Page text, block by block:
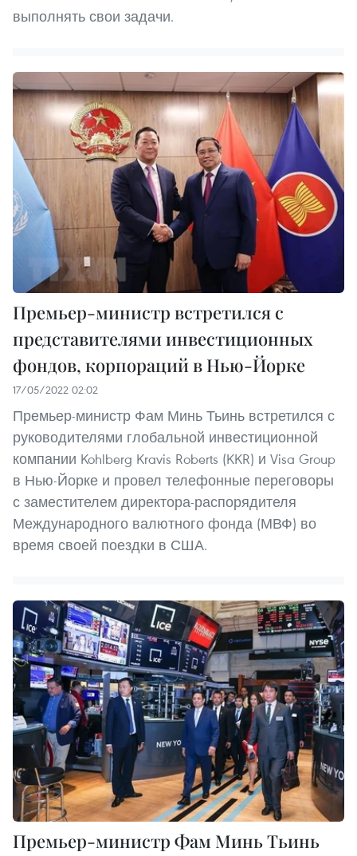
выполнять свои задачи.
Премьер-министр встретился с
представителями инвестиционных
фондов, корпораций в Нью-Йорке
17/05/2022 02:02
Премьер-министр Фам Минь Тьинь встретился с
руководителями глобальной инвестиционной
компании Kohlberg Kravis Roberts (KKR) и Visa Group
в Нью-Йорке и провел телефонные переговоры
с заместителем директора-распорядителя
Международного валютного фонда (МВФ) во
время своей поездки в США.
Премьер-министр Фам Минь Тьинь